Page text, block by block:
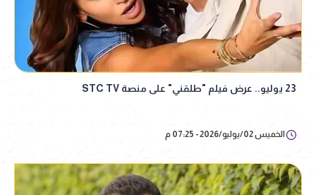
23 يوليو.. عرض فيلم "طلقني" على منصة STC TV
الخميس 02/يوليو/2026 - 07:25 م